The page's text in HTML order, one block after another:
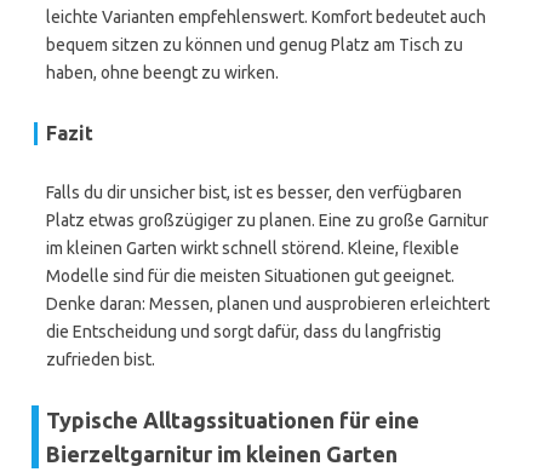
leichte Varianten empfehlenswert. Komfort bedeutet auch
bequem sitzen zu können und genug Platz am Tisch zu
haben, ohne beengt zu wirken.
Fazit
Falls du dir unsicher bist, ist es besser, den verfügbaren
Platz etwas großzügiger zu planen. Eine zu große Garnitur
im kleinen Garten wirkt schnell störend. Kleine, flexible
Modelle sind für die meisten Situationen gut geeignet.
Denke daran: Messen, planen und ausprobieren erleichtert
die Entscheidung und sorgt dafür, dass du langfristig
zufrieden bist.
Typische Alltagssituationen für eine
Bierzeltgarnitur im kleinen Garten